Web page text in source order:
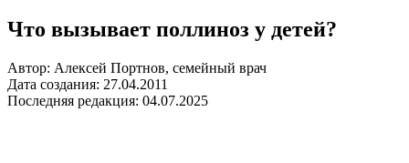
Что вызывает поллиноз у детей?
Автор: Алексей Портнов, семейный врач
Дата создания: 27.04.2011
Последняя редакция: 04.07.2025